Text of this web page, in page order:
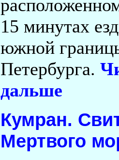
15 минутах
южной
Петербурга.
дальше
Кумран.
Мертвого